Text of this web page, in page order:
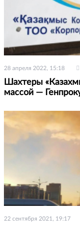
28 апреля 2022, 15:18
Шахтеры
массой —
22 сентября 2021, 19:17